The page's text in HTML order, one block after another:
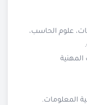
علوم الحاسب،